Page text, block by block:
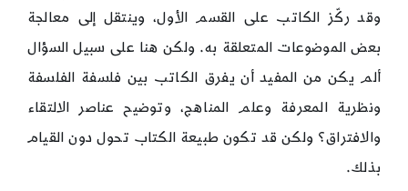
وقد ركّز الكاتب على القسم الأول، وينتقل إلى معالجة
بعض الموضوعات المتعلقة به. ولكن هنا على سبيل السؤال
ألم يكن من المفيد أن يفرق الكاتب بين فلسفة الفلسفة
ونظرية المعرفة وعلم المناهج، وتوضيح عناصر الالتقاء
والافتراق؟ ولكن قد تكون طبيعة الكتاب تحول دون القيام
بذلك.